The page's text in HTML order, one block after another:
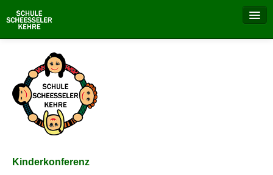
Unsere Schule
Schulalltag
Schulprojekte
Kinderkonferenz